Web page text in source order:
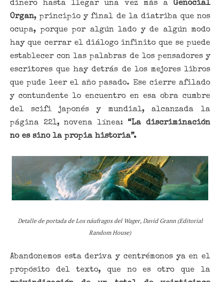
dinero hasta llegar una vez más a Genocial
Organ, principio y final de la diatriba que nos
ocupa, porque por algún lado y de algún modo
hay que cerrar el diálogo infinito que se puede
establecer con las palabras de los pensadores y
escritores que hay detrás de los mejores libros
que pude leer el año pasado. Ese cierre afilado
y contundente lo encuentro en esa obra cumbre
del scifi japonés y mundial, alcanzada la
página 221, novena línea:“La discriminación
no es sino la propia historia”.
Detalle de portada de Los náufragos del Wager, David Grann (Editorial
Random House)
Abandonemos esta deriva y centrémonos ya en el
propósito del texto, que no es otro que la